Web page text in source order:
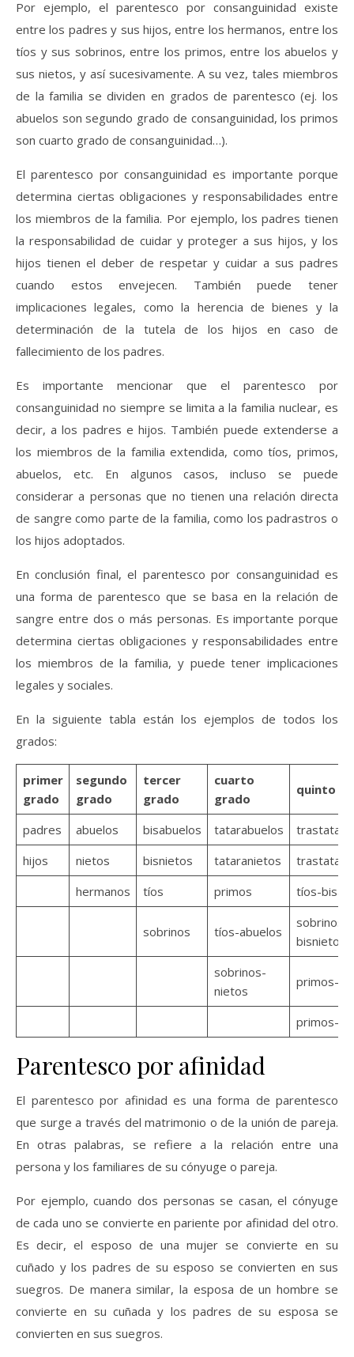
Por ejemplo, el parentesco por consanguinidad existe
entre los padres y sus hijos, entre los hermanos, entre los
tíos y sus sobrinos, entre los primos, entre los abuelos y
sus nietos, y así sucesivamente. A su vez, tales miembros
de la familia se dividen en grados de parentesco (ej. los
abuelos son segundo grado de consanguinidad, los primos
son cuarto grado de consanguinidad…).
El parentesco por consanguinidad es importante porque
determina ciertas obligaciones y responsabilidades entre
los miembros de la familia. Por ejemplo, los padres tienen
la responsabilidad de cuidar y proteger a sus hijos, y los
hijos tienen el deber de respetar y cuidar a sus padres
cuando estos envejecen. También puede tener
implicaciones legales, como la herencia de bienes y la
determinación de la tutela de los hijos en caso de
fallecimiento de los padres.
Es importante mencionar que el parentesco por
consanguinidad no siempre se limita a la familia nuclear, es
decir, a los padres e hijos. También puede extenderse a
los miembros de la familia extendida, como tíos, primos,
abuelos, etc. En algunos casos, incluso se puede
considerar a personas que no tienen una relación directa
de sangre como parte de la familia, como los padrastros o
los hijos adoptados.
En conclusión final, el parentesco por consanguinidad es
una forma de parentesco que se basa en la relación de
sangre entre dos o más personas. Es importante porque
determina ciertas obligaciones y responsabilidades entre
los miembros de la familia, y puede tener implicaciones
legales y sociales.
En la siguiente tabla están los ejemplos de todos los
grados:
primer
grado
segundo
grado
tercer
grado
cuarto
grado
quinto
padres abuelos bisabuelos tatarabuelos
hijos
nietos bisnietos tataranietos
hermanos
tíos primos tíos-
sobrinos tíos-abuelos
sobrinos-
bisnietos
sobrinos-
nietos
primos-
primos-
Parentesco por afinidad
El parentesco por afinidad es una forma de parentesco
que surge a través del matrimonio o de la unión de pareja.
En otras palabras, se refiere a la relación entre una
persona y los familiares de su cónyuge o pareja.
Por ejemplo, cuando dos personas se casan, el cónyuge
de cada uno se convierte en pariente por afinidad del otro.
Es decir, el esposo de una mujer se convierte en su
cuñado y los padres de su esposo se convierten en sus
suegros. De manera similar, la esposa de un hombre se
convierte en su cuñada y los padres de su esposa se
convierten en sus suegros.